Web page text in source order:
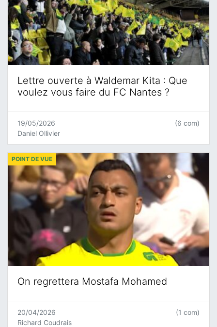
Lettre ouverte à Waldemar Kita : Que
voulez vous faire du FC Nantes ?
19/05/2026
Daniel Ollivier
(6 com)
On regrettera Mostafa Mohamed
POINT DE VUE
20/04/2026
Richard Coudrais
(1 com)